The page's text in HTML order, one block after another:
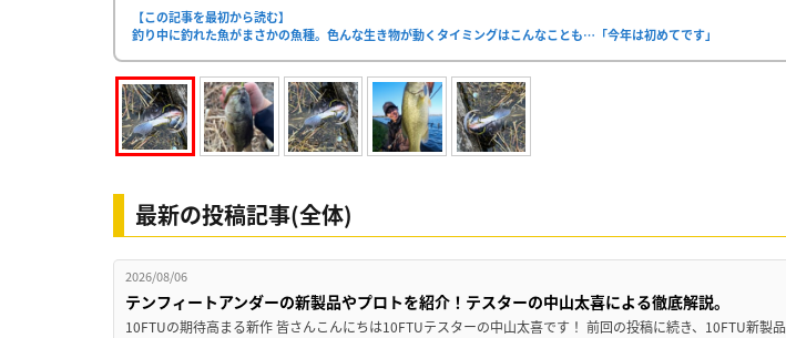
【この記事を最初から読む】
釣り中に釣れた魚がまさかの魚種。色んな生き物が動くタイミングはこんなことも…「今年は初めてです」
最新の投稿記事(全体)
2026/08/06
テンフィートアンダーの新製品やプロトを紹介！テスターの中山太喜による徹底解説。
10FTUの期待高まる新作 皆さんこんにちは10FTUテスターの中山太喜です！ 前回の投稿に続き、10FTU新製品